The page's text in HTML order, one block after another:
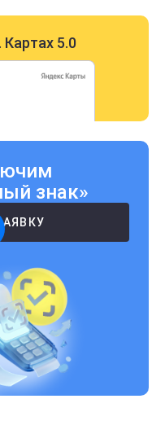
5.0
знак»